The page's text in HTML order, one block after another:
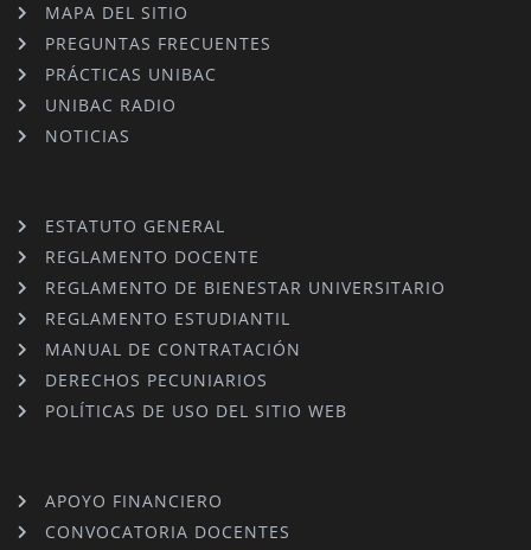
MAPA DEL SITIO
PREGUNTAS FRECUENTES
PRÁCTICAS UNIBAC
UNIBAC RADIO
NOTICIAS
ESTATUTO GENERAL
REGLAMENTO DOCENTE
REGLAMENTO DE BIENESTAR UNIVERSITARIO
REGLAMENTO ESTUDIANTIL
MANUAL DE CONTRATACIÓN
DERECHOS PECUNIARIOS
POLÍTICAS DE USO DEL SITIO WEB
APOYO FINANCIERO
CONVOCATORIA DOCENTES